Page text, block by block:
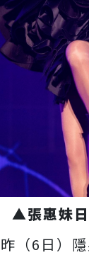
▲張惠妹日
（6日）